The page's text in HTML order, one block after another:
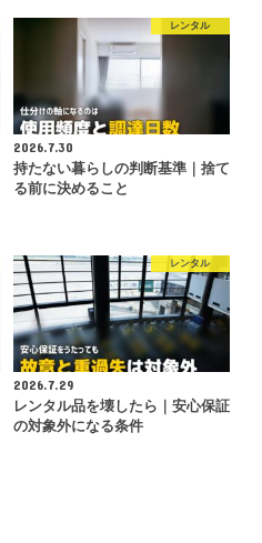
レンタル
2026.7.30
持たない暮らしの判断基準｜捨て
る前に決めること
レンタル
2026.7.29
レンタル品を壊したら｜安心保証
の対象外になる条件